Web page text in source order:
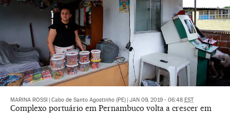
MARINA ROSSI Cabo de Santo Agostinho (PE) JAN 09, 2019 - 06:48 EST
Complexo portuário em Pernambuco volta a crescer em